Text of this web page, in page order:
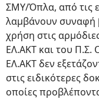
ΣΜΥ/Όπλα, από τις
λαμβάνουν συναφή
χρήση στις
ΕΛ.ΑΚΤ και του Π.Σ.
ΕΛ.ΑΚΤ δεν
στις ειδικότερες
οποίες